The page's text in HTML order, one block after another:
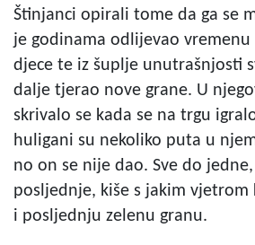
Štinjanci opirali tome da ga se
je godinama odlijevao vremenu
djece te iz šuplje unutrašnjosti
dalje tjerao nove grane. U
skrivalo se kada se na trgu
huligani su nekoliko puta u
no on se nije dao. Sve do
posljednje, kiše s jakim
i posljednju zelenu granu.